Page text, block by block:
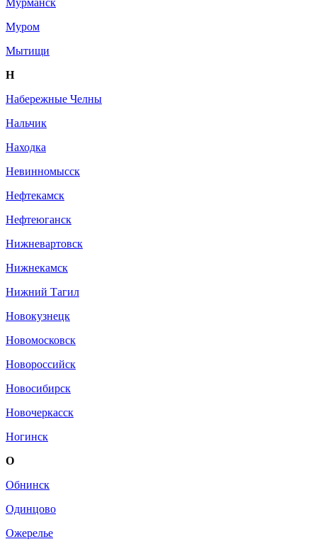
Муром
Мытищи
Н
Набережные Челны
Нальчик
Находка
Невинномысск
Нефтекамск
Нефтеюганск
Нижневартовск
Нижнекамск
Нижний Тагил
Новокузнецк
Новомосковск
Новороссийск
Новосибирск
Новочеркасск
Ногинск
О
Обнинск
Одинцово
Ожерелье